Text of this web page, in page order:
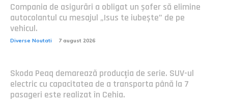
Compania de asigurări a obligat un șofer să elimine
autocolantul cu mesajul „Isus te iubește” de pe
vehicul.
Diverse Noutati 7 august 2026
Skoda Peaq demarează producția de serie. SUV-ul
electric cu capacitatea de a transporta până la 7
pasageri este realizat în Cehia.